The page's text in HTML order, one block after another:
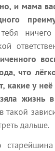
и мама
что
какие у
жизнь
такой
дальше.